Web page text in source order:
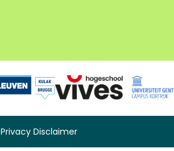
Privacy Disclaimer